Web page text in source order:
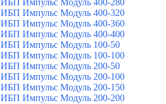
ИБП Импульс Модуль 400-280
ИБП Импульс Модуль 400-320
ИБП Импульс Модуль 400-360
ИБП Импульс Модуль 400-400
ИБП Импульс Модуль 100-50
ИБП Импульс Модуль 100-100
ИБП Импульс Модуль 200-50
ИБП Импульс Модуль 200-100
ИБП Импульс Модуль 200-150
ИБП Импульс Модуль 200-200